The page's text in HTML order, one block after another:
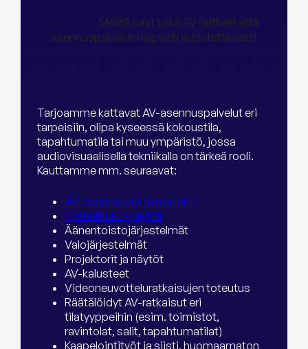
Meiltä saat sekä AV-laitteet että
asennuspalvelun helposti ja luotettavasti.
Tarjoamme kattavat AV-asennuspalvelut eri
tarpeisiin, olipa kyseessä kokoustila,
tapahtumatila tai muu ympäristö, jossa
audiovisuaalisella tekniikalla on tärkeä rooli.
Kauttamme mm. seuraavat:
AV-asennukset ja urakointi
Kiinteät LED-näytöt
Äänentoistojärjestelmät
Valojärjestelmät
Projektorit ja näytöt
AV-kalusteet
Videoneuvotteluratkaisujen toteutus
Räätälöidyt AV-ratkaisut eri
tilatyyppeihin (esim. toimistot,
ravintolat, salit, tapahtumatilat)
Kaapelointityöt ja siisti, huomaamaton